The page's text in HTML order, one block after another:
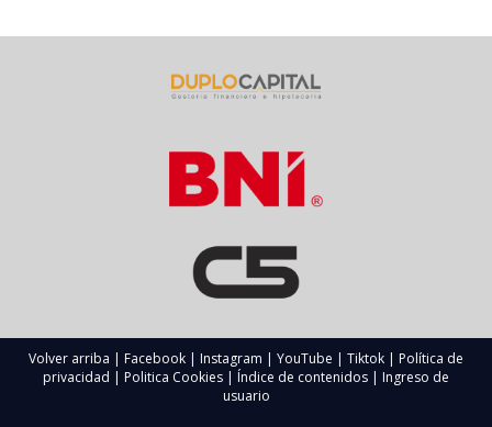
Volver arriba | Facebook | Instagram | YouTube | Tiktok | Política de
privacidad | Politica Cookies | Índice de contenidos | Ingreso de
usuario